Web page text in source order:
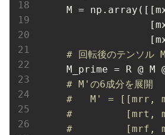
M =
# 回転後のテンソル
M_prime = R @ M
# M'の6成分を展開
#   M' = [[mrr,
#         [mrt,
#         [mrf,